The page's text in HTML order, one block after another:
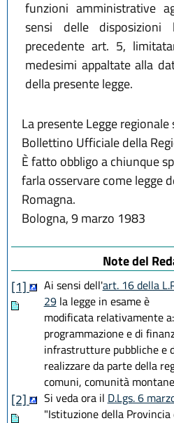
funzioni amministrative
sensi delle
precedente art. 5,
medesimi appaltate alla
della presente legge.
La presente Legge
Bollettino Ufficiale della
È fatto obbligo a chiunque
farla osservare come legge
Romagna.
Bologna, 9 marzo 1983
Note del
[1]
Ai sensi dell'art. 16 della
29la legge in esame è
modificata relativamente
programmazione e di
infrastrutture pubbliche e
realizzare da parte della
comuni, comunità
[2] Si veda ora il D.Lgs. 6
"Istituzione della Provincia